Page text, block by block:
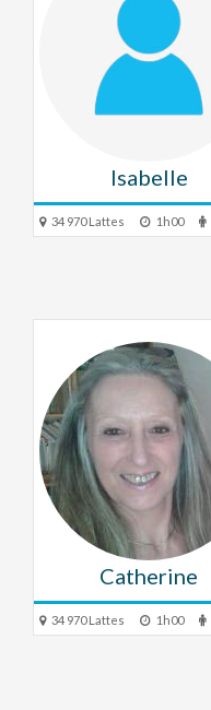
Isabelle
34 970 Lattes 1h00
Catherine
34 970 Lattes 1h00